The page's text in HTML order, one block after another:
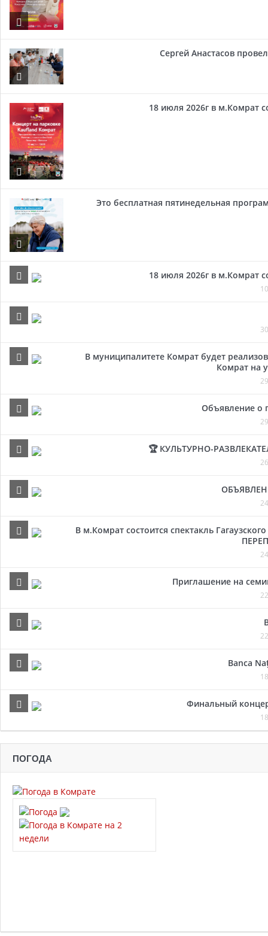
Сергей Анастасов
18 июля 2026г в м.Комрат
Это бесплатная пятинедельная
18 июля 2026г в м.Комрат
В муниципалитете Комрат будет
Комрат на
Объявление о
🏆 КУЛЬТУРНО-
В м.Комрат состоится спектакль
Приглашение на
Banca
Финальный
ПОГОДА